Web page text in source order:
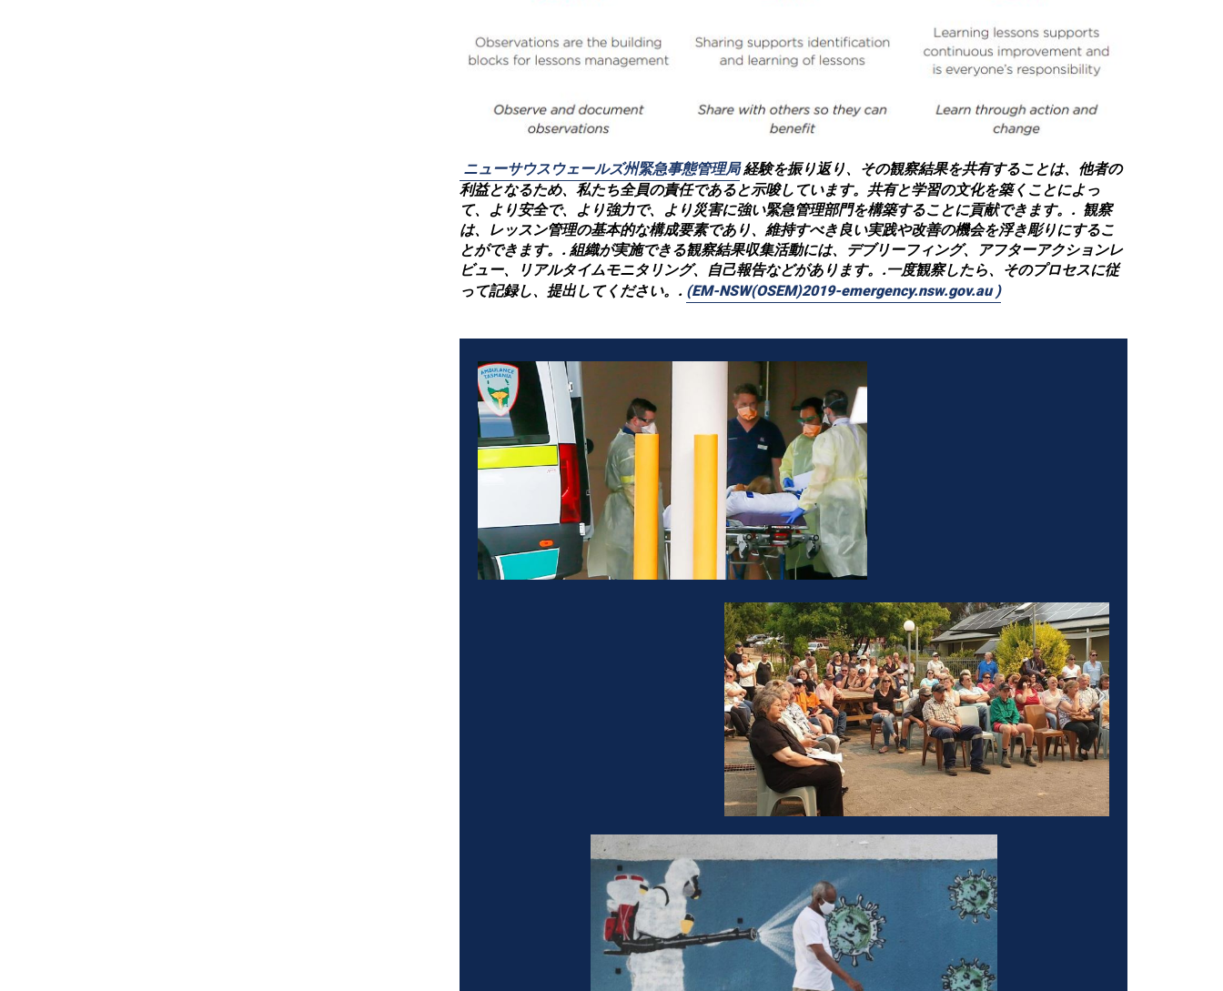
ニューサウスウェールズ州緊急事態管理局経験を振り返り、その観察結果を共有することは、他者の
利益となるため、私たち全員の責任であると示唆しています。共有と学習の文化を築くことによっ
て、より安全で、より強力で、より災害に強い緊急管理部門を構築することに貢献できます。. 観察
は、レッスン管理の基本的な構成要素であり、維持すべき良い実践や改善の機会を浮き彫りにするこ
とができます。. 組織が実施できる観察結果収集活動には、デブリーフィング、アフターアクションレ
ビュー、リアルタイムモニタリング、自己報告などがあります。.一度観察したら、そのプロセスに従
って記録し、提出してください。. (EM-NSW(OSEM)2019-emergency.nsw.gov.au )